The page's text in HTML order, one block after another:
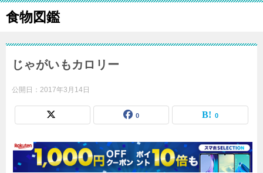
食物図鑑
じゃがいもカロリー
公開日： 2017年3月14日
0 0